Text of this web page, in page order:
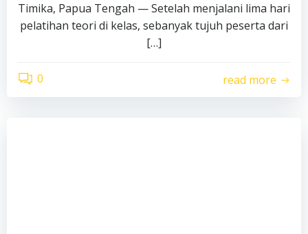
Timika, Papua Tengah — Setelah menjalani lima hari
pelatihan teori di kelas, sebanyak tujuh peserta dari
[…]
0 read more